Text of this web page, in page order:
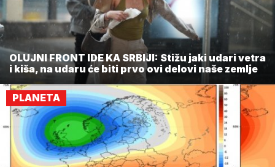
OLUJNI FRONT IDE KA SRBIJI: Stižu jaki udari vetra
i kiša, na udaru će biti prvo ovi delovi naše zemlje
PLANETA